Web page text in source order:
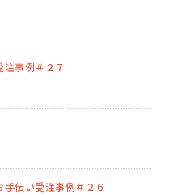
事例＃２７
伝い受注事例＃２６